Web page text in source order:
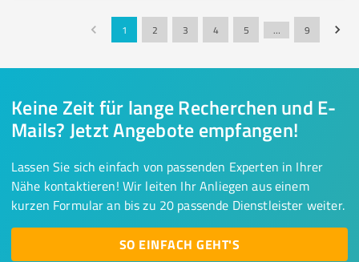
1 2 3 4 5 … 9
Keine Zeit für lange Recherchen und E-
Mails? Jetzt Angebote empfangen!
Lassen Sie sich einfach von passenden Experten in Ihrer
Nähe kontaktieren! Wir leiten Ihr Anliegen aus einem
kurzen Formular an bis zu 20 passende Dienstleister weiter.
SO EINFACH GEHT'S